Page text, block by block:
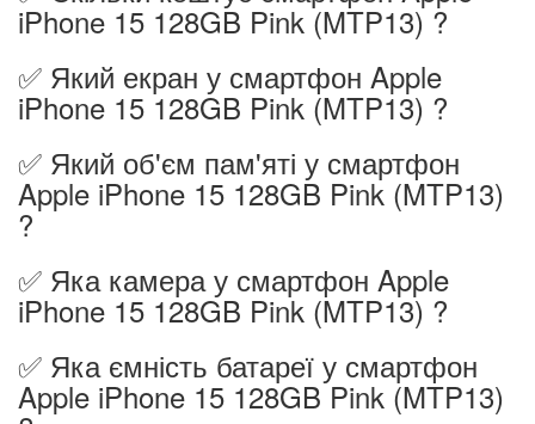
iPhone 15 128GB Pink (MTP13) ?
✅ Який екран у смартфон Apple
iPhone 15 128GB Pink (MTP13) ?
✅ Який об'єм пам'яті у смартфон
Apple iPhone 15 128GB Pink (MTP13)
?
✅ Яка камера у смартфон Apple
iPhone 15 128GB Pink (MTP13) ?
✅ Яка ємність батареї у смартфон
Apple iPhone 15 128GB Pink (MTP13)